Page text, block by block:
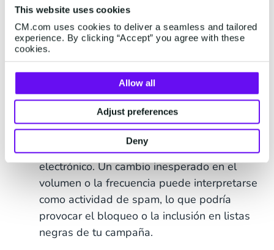
This website uses cookies
CM.com uses cookies to deliver a seamless and tailored
experience. By clicking “Accept” you agree with these
cookies.
Allow all
Adjust preferences
Deny
enviando campañas de correo electrónico
desde una nueva dirección IP, comienza con
cantidades pequeñas al principio, 50
direcciones para la primera ronda, luego
100, 200 y así sucesivamente.
No envíes grandes campañas
repentinamente: los ISP ajustan sus
métricas para reflejar patrones en tu
actividad de marketing por correo
electrónico. Un cambio inesperado en el
volumen o la frecuencia puede interpretarse
como actividad de spam, lo que podría
provocar el bloqueo o la inclusión en listas
negras de tu campaña.